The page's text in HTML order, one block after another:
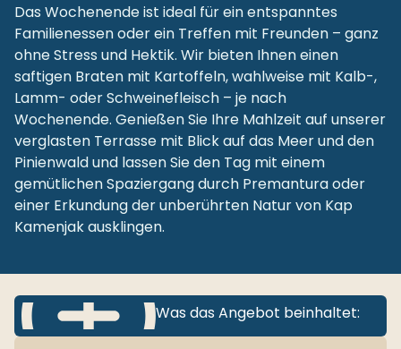
Das Wochenende ist ideal für ein entspanntes
Familienessen oder ein Treffen mit Freunden – ganz
ohne Stress und Hektik. Wir bieten Ihnen einen
saftigen Braten mit Kartoffeln, wahlweise mit Kalb-,
Lamm- oder Schweinefleisch – je nach
Wochenende. Genießen Sie Ihre Mahlzeit auf unserer
verglasten Terrasse mit Blick auf das Meer und den
Pinienwald und lassen Sie den Tag mit einem
gemütlichen Spaziergang durch Premantura oder
einer Erkundung der unberührten Natur von Kap
Kamenjak ausklingen.
Was das Angebot beinhaltet: